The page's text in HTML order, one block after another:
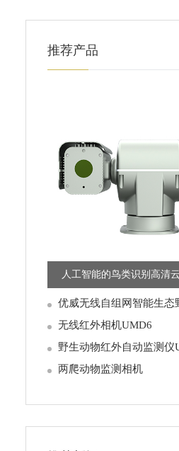
推荐产品
人工智能的鸟类识别高清
优威无线自组网智能生态野
无线红外相机UMD6
野生动物红外自动监测仪
两爬动物监测相机